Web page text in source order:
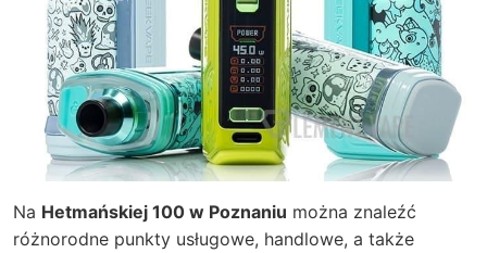
Na Hetmańskiej 100 w Poznaniu można znaleźć
różnorodne punkty usługowe, handlowe, a także